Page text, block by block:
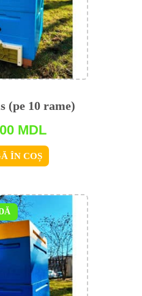
(pe 10 rame)
MDL
ÎN COȘ